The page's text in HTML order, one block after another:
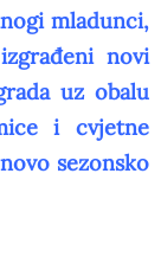
mladunci,
novi
uz obalu
i cvjetne
sezonsko